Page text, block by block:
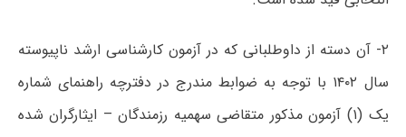
۲- آن دسته از داوطلبانی که در آزمون کارشناسی ارشد ناپیوسته
سال ۱۴۰۲ با توجه به ضوابط مندرج در دفترچه راهنمای شماره
یک (۱) آزمون مذکور متقاضی سهمیه رزمندگان – ایثارگران شده